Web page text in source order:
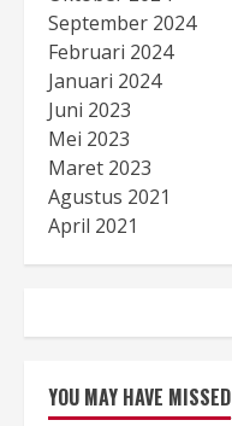
September 2024
Februari 2024
Januari 2024
Juni 2023
Mei 2023
Maret 2023
Agustus 2021
April 2021
YOU MAY HAVE MISSED